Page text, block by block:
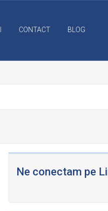
CONTACT BLOG
Ne conectam pe